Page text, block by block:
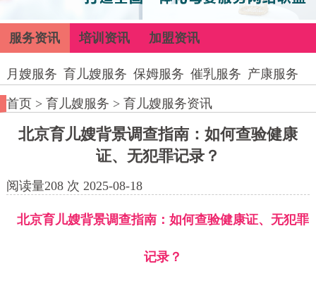
服务资讯 培训资讯 加盟资讯
月嫂服务 育儿嫂服务 保姆服务 催乳服务 产康服务
首页> 育儿嫂服务 > 育儿嫂服务资讯
北京育儿嫂背景调查指南：如何查验健康
证、无犯罪记录？
阅读量208 次 2025-08-18
北京育儿嫂背景调查指南：如何查验健康证、无犯罪
记录？